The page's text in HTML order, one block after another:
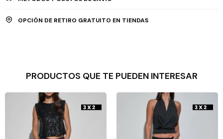
OPCIÓN DE RETIRO GRATUITO EN TIENDAS
PRODUCTOS QUE TE PUEDEN INTERESAR